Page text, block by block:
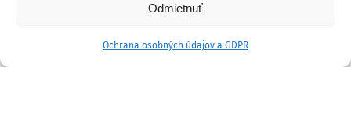
Odmietnuť
Ochrana osobných údajov a GDPR